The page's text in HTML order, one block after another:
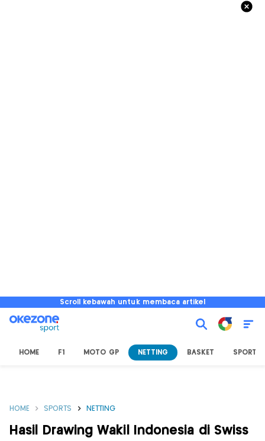
Scroll kebawah untuk membaca artikel
HOME F1 MOTO GP NETTING BASKET SPORT
HOME SPORTS NETTING
Hasil Drawing Wakil Indonesia di Swiss